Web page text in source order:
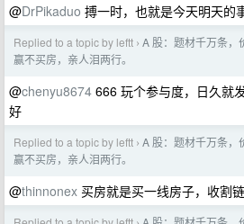
@DrPikaduo 搏一时，也就是今天明天的
Replied to a topic by leftt › A 股：题材千万条，
赢不买房，亲人泪两行。
@chenyu8674 666 玩个参与度，日久就
好
Replied to a topic by leftt › A 股：题材千万条，
赢不买房，亲人泪两行。
@thinnonex 买房就是买一线房子，收割